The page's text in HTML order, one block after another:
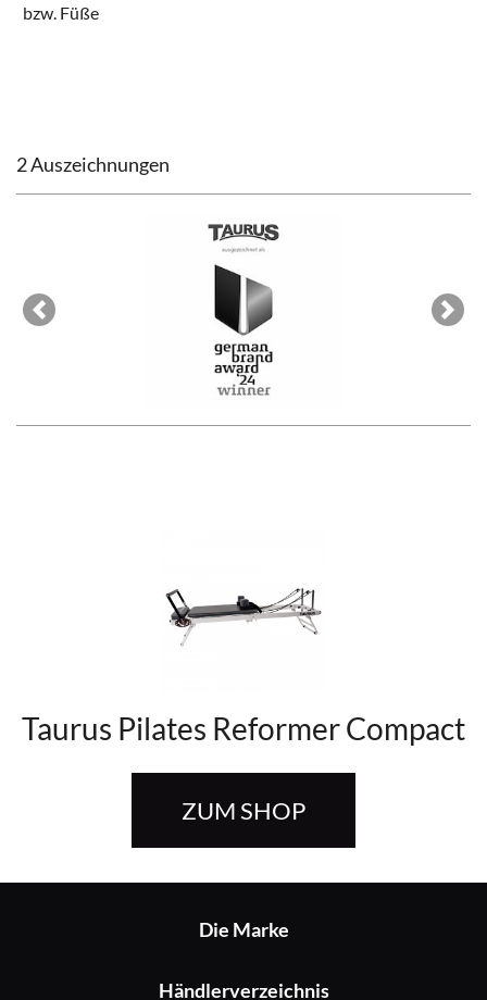
bzw. Füße
2 Auszeichnungen
Previous Next
Taurus Pilates Reformer Compact
ZUM SHOP
Die Marke
Händlerverzeichnis